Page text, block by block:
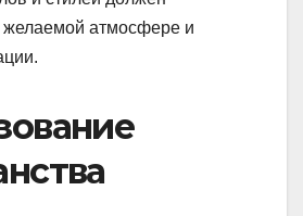
желаемой атмосфере и